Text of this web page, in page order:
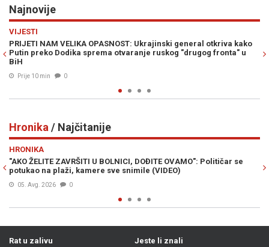
Najnovije
Ukrajinski general otkriva kako
ruskog "drugog fronta" u
ZAMKA ZA TURISTE U
platiti kaznu i do 200 eura
Hronika / Najčitanije
DOĐITE OVAMO": Političar se
snimile (VIDEO)
SMRT OPASNOG
služio je kaznu zbog ovih
Rat u zalivu
Jeste li znali